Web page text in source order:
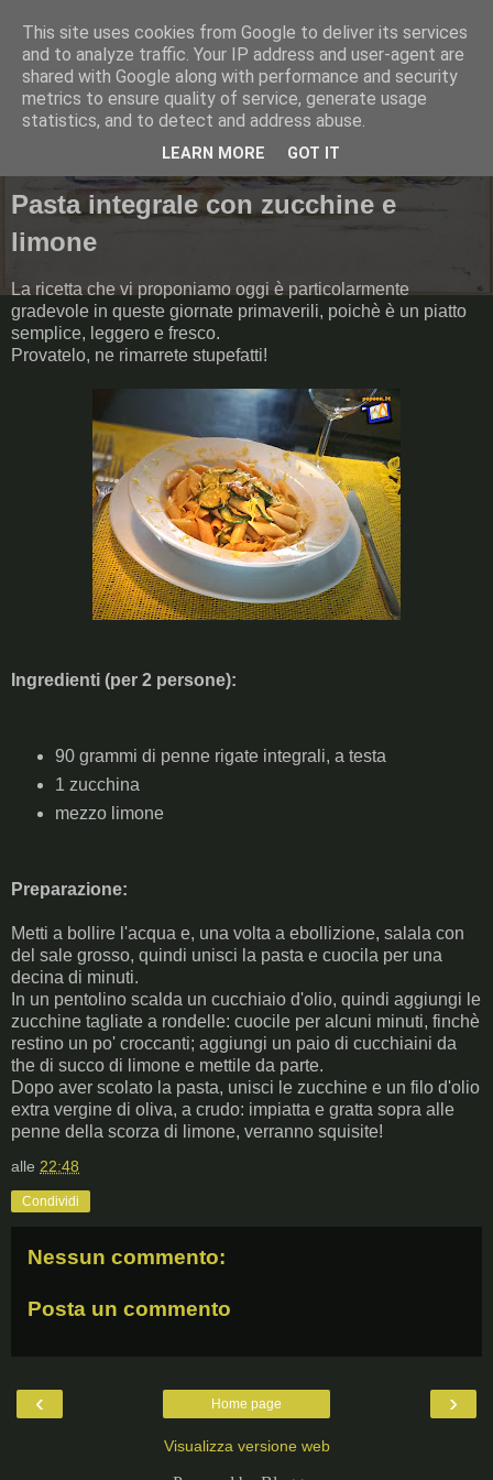
Pommes, poires et casserole
Pasta integrale con zucchine e
limone
La ricetta che vi proponiamo oggi è particolarmente
gradevole in queste giornate primaverili, poichè è un piatto
semplice, leggero e fresco.
Provatelo, ne rimarrete stupefatti!
Ingredienti (per 2 persone):
90 grammi di penne rigate integrali, a testa
1 zucchina
mezzo limone
Preparazione:
Metti a bollire l'acqua e, una volta a ebollizione, salala con
del sale grosso, quindi unisci la pasta e cuocila per una
decina di minuti.
In un pentolino scalda un cucchiaio d'olio, quindi aggiungi le
zucchine tagliate a rondelle: cuocile per alcuni minuti, finchè
restino un po' croccanti; aggiungi un paio di cucchiaini da
the di succo di limone e mettile da parte.
Dopo aver scolato la pasta, unisci le zucchine e un filo d'olio
extra vergine di oliva, a crudo: impiatta e gratta sopra alle
penne della scorza di limone, verranno squisite!
alle 22:48
Condividi
Nessun commento:
Posta un commento
‹ ›
Home page
Visualizza versione web
This site uses cookies from Google to deliver its services
and to analyze traffic. Your IP address and user-agent are
shared with Google along with performance and security
metrics to ensure quality of service, generate usage
statistics, and to detect and address abuse.
LEARN MORE GOT IT